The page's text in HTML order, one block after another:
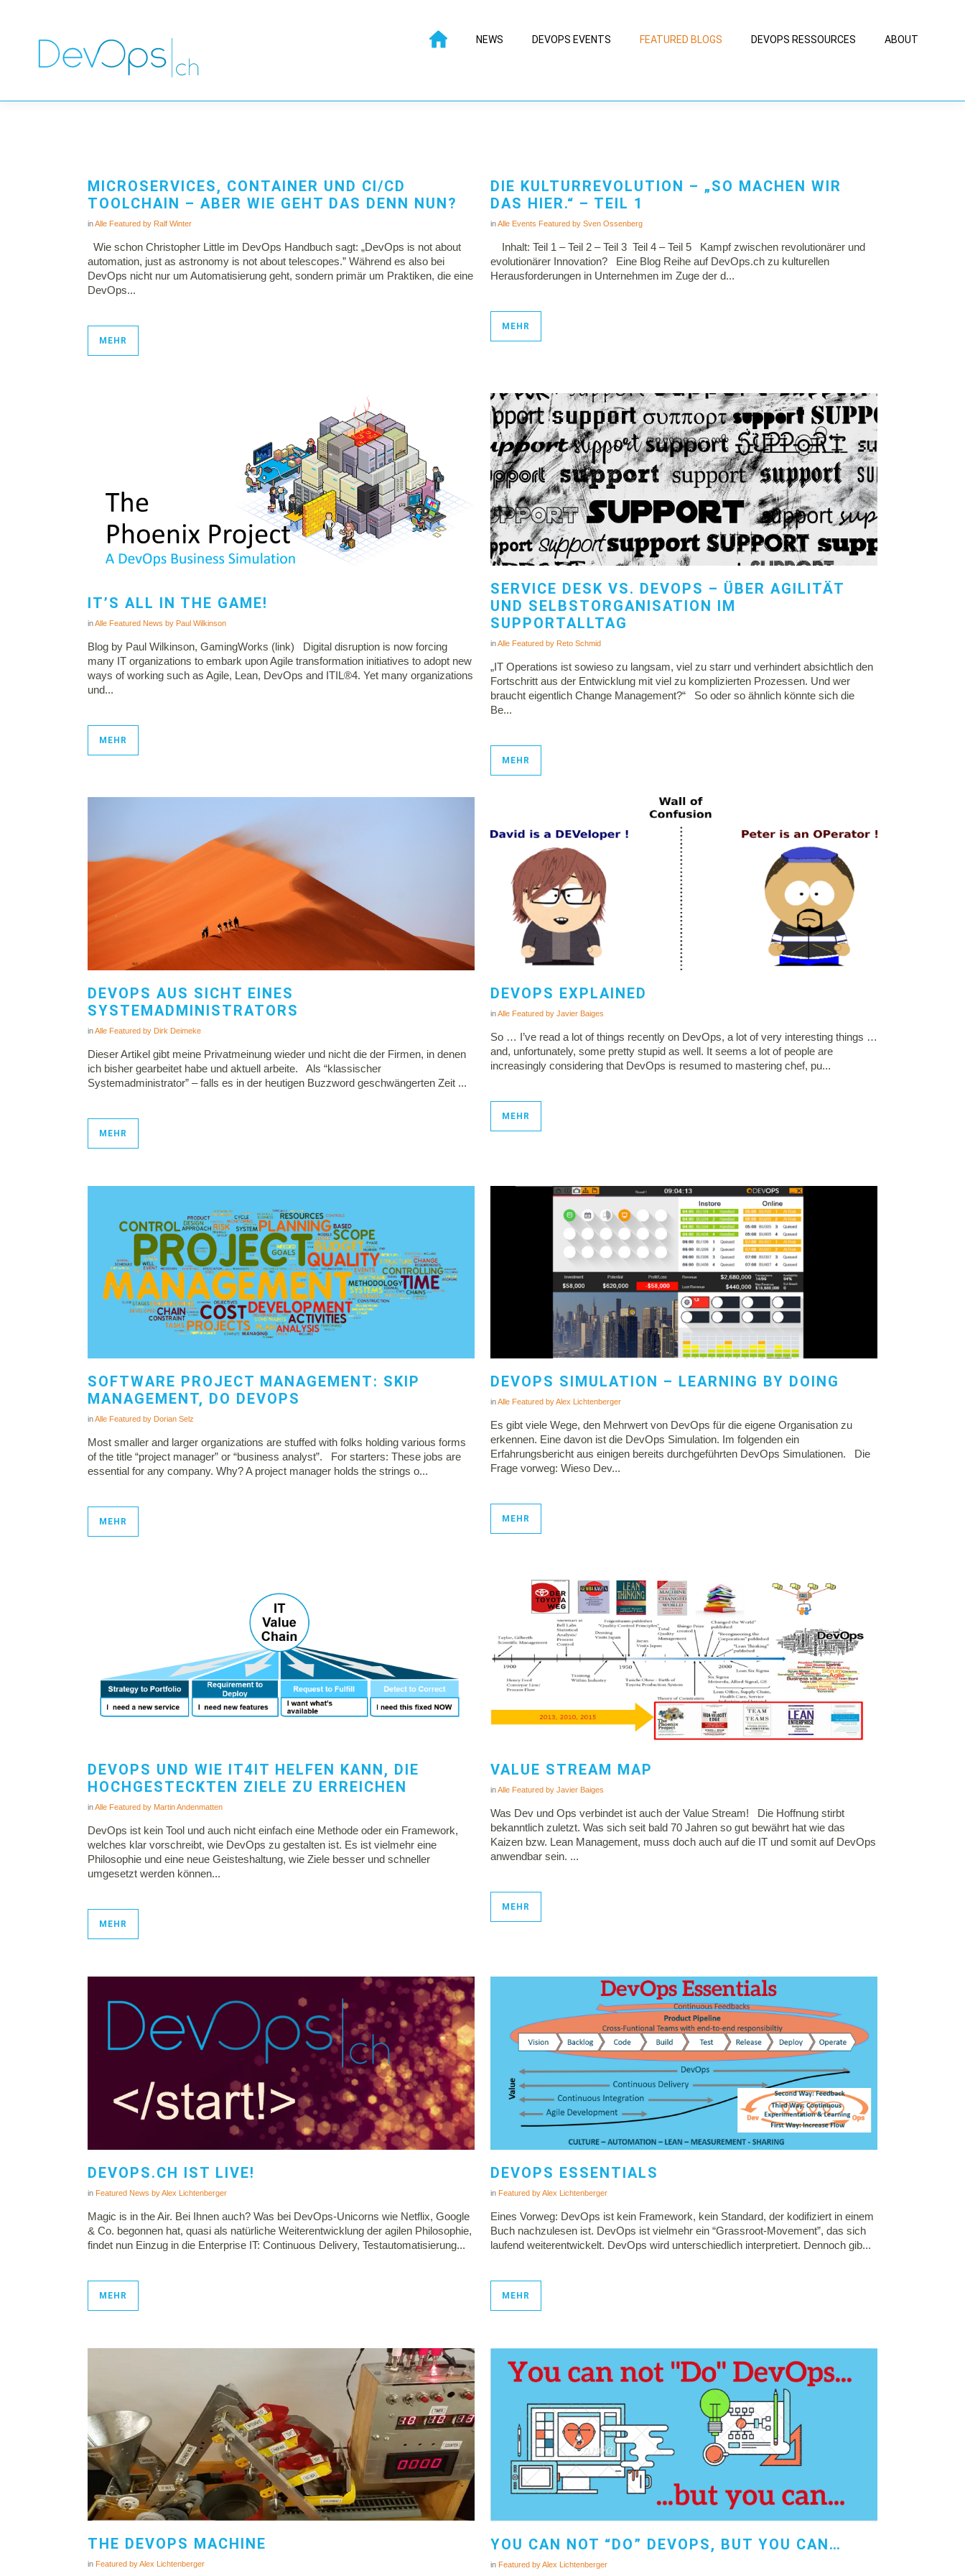
NEWS DEVOPS EVENTS FEATURED BLOGS DEVOPS RESSOURCES ABOUT
MICROSERVICES, CONTAINER UND CI/CD
TOOLCHAIN – ABER WIE GEHT DAS DENN NUN?
inAlle Featured by Ralf Winter
Wie schon Christopher Little im DevOps Handbuch sagt: „DevOps is not about
automation, just as astronomy is not about telescopes.” Während es also bei
DevOps nicht nur um Automatisierung geht, sondern primär um Praktiken, die eine
DevOps...
MEHR
DIE KULTURREVOLUTION – „SO MACHEN WIR
DAS HIER.“ – TEIL 1
inAlle Events Featured by Sven Ossenberg
Inhalt: Teil 1 – Teil 2 – Teil 3 Teil 4 – Teil 5 Kampf zwischen revolutionärer und
evolutionärer Innovation? Eine Blog Reihe auf DevOps.ch zu kulturellen
Herausforderungen in Unternehmen im Zuge der d...
MEHR
IT’S ALL IN THE GAME!
inAlle Featured News by Paul Wilkinson
Blog by Paul Wilkinson, GamingWorks (link) Digital disruption is now forcing
many IT organizations to embark upon Agile transformation initiatives to adopt new
ways of working such as Agile, Lean, DevOps and ITIL®4. Yet many organizations
und...
MEHR
SERVICE DESK VS. DEVOPS – ÜBER AGILITÄT
UND SELBSTORGANISATION IM
SUPPORTALLTAG
inAlle Featured by Reto Schmid
„IT Operations ist sowieso zu langsam, viel zu starr und verhindert absichtlich den
Fortschritt aus der Entwicklung mit viel zu komplizierten Prozessen. Und wer
braucht eigentlich Change Management?“ So oder so ähnlich könnte sich die
Be...
MEHR
DEVOPS AUS SICHT EINES
SYSTEMADMINISTRATORS
inAlle Featured by Dirk Deimeke
Dieser Artikel gibt meine Privatmeinung wieder und nicht die der Firmen, in denen
ich bisher gearbeitet habe und aktuell arbeite. Als “klassischer
Systemadministrator” – falls es in der heutigen Buzzword geschwängerten Zeit ...
MEHR
DEVOPS EXPLAINED
inAlle Featured by Javier Baiges
So … I’ve read a lot of things recently on DevOps, a lot of very interesting things …
and, unfortunately, some pretty stupid as well. It seems a lot of people are
increasingly considering that DevOps is resumed to mastering chef, pu...
MEHR
SOFTWARE PROJECT MANAGEMENT: SKIP
MANAGEMENT, DO DEVOPS
inAlle Featured by Dorian Selz
Most smaller and larger organizations are stuffed with folks holding various forms
of the title “project manager” or “business analyst”. For starters: These jobs are
essential for any company. Why? A project manager holds the strings o...
MEHR
DEVOPS SIMULATION – LEARNING BY DOING
inAlle Featured byAlex Lichtenberger
Es gibt viele Wege, den Mehrwert von DevOps für die eigene Organisation zu
erkennen. Eine davon ist die DevOps Simulation. Im folgenden ein
Erfahrungsbericht aus einigen bereits durchgeführten DevOps Simulationen. Die
Frage vorweg: Wieso Dev...
MEHR
DEVOPS UND WIE IT4IT HELFEN KANN, DIE
HOCHGESTECKTEN ZIELE ZU ERREICHEN
inAlle Featured by Martin Andenmatten
DevOps ist kein Tool und auch nicht einfach eine Methode oder ein Framework,
welches klar vorschreibt, wie DevOps zu gestalten ist. Es ist vielmehr eine
Philosophie und eine neue Geisteshaltung, wie Ziele besser und schneller
umgesetzt werden können...
MEHR
VALUE STREAM MAP
inAlle Featured by Javier Baiges
Was Dev und Ops verbindet ist auch der Value Stream! Die Hoffnung stirbt
bekanntlich zuletzt. Was sich seit bald 70 Jahren so gut bewährt hat wie das
Kaizen bzw. Lean Management, muss doch auch auf die IT und somit auf DevOps
anwendbar sein. ...
MEHR
DEVOPS.CH IST LIVE!
in Featured News byAlex Lichtenberger
Magic is in the Air. Bei Ihnen auch? Was bei DevOps-Unicorns wie Netflix, Google
& Co. begonnen hat, quasi als natürliche Weiterentwicklung der agilen Philosophie,
findet nun Einzug in die Enterprise IT: Continuous Delivery, Testautomatisierung...
MEHR
DEVOPS ESSENTIALS
in Featured byAlex Lichtenberger
Eines Vorweg: DevOps ist kein Framework, kein Standard, der kodifiziert in einem
Buch nachzulesen ist. DevOps ist vielmehr ein “Grassroot-Movement”, das sich
laufend weiterentwickelt. DevOps wird unterschiedlich interpretiert. Dennoch gib...
MEHR
THE DEVOPS MACHINE
in Featured byAlex Lichtenberger
YOU CAN NOT “DO” DEVOPS, BUT YOU CAN…
in Featured byAlex Lichtenberger